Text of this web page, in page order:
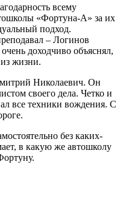
всему
«Фортуна-А» за их
подход.
– Логинов
доходчиво объяснял,
жизни.
Николаевич. Он
своего дела. Четко и
все техники вождения. С
без каких-
в какую же автошколу